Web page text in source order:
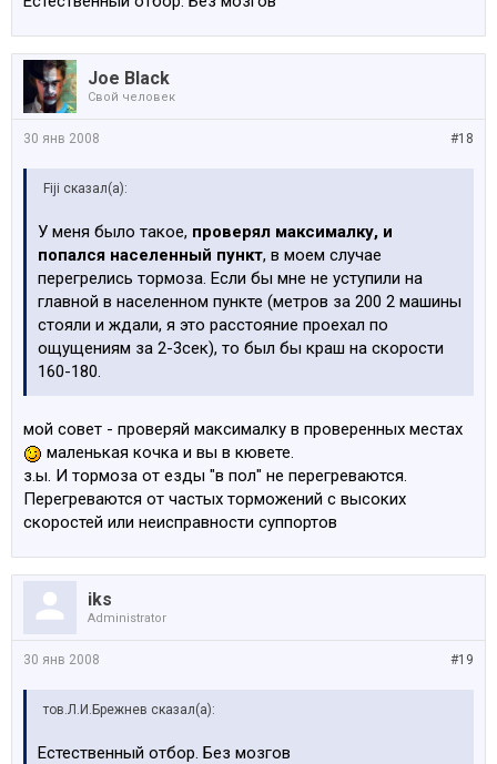
Joe Black
Свой человек
#18
30 янв 2008
Fiji сказал(а):
У меня было такое, проверял максималку, и
попался населенный пункт, в моем случае
перегрелись тормоза. Если бы мне не уступили на
главной в населенном пункте (метров за 200 2 машины
стояли и ждали, я это расстояние проехал по
ощущениям за 2-3сек), то был бы краш на скорости
160-180.
мой совет - проверяй максималку в проверенных местах
маленькая кочка и вы в кювете.
з.ы. И тормоза от езды "в пол" не перегреваются.
Перегреваются от частых торможений с высоких
скоростей или неисправности суппортов
iks
Administrator
#19
30 янв 2008
тов.Л.И.Брежнев сказал(а):
Естественный отбор. Без мозгов